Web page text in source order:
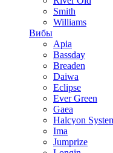
Smith
Williams
Вибы
Apia
Bassday
Breaden
Daiwa
Eclipse
Ever Green
Gaea
Halcyon
Ima
Jumprize